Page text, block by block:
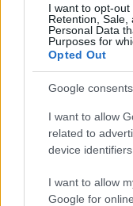
I want to opt-out
Retention, Sale,
Personal Data
Purposes for
Opted Out
Google consents
I want to allow
related to
device identifiers
I want to allow
Google for
Chi gioca
A fronte di tutto
assalto allo Stato
di un suo
settori
ci sono state, è
tutto sommato